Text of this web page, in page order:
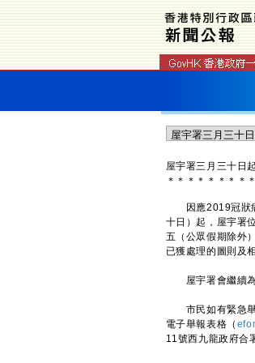
屋宇署三月三十日
＊ ＊ ＊ ＊ ＊ ＊ ＊ ＊ ＊
因應2019冠狀病
十日）起，屋宇署
五（公眾假期除外
已獲處理的圖則及
屋宇署會繼續為
市民如有緊急舉
電子舉報表格（
11號西九龍政府合